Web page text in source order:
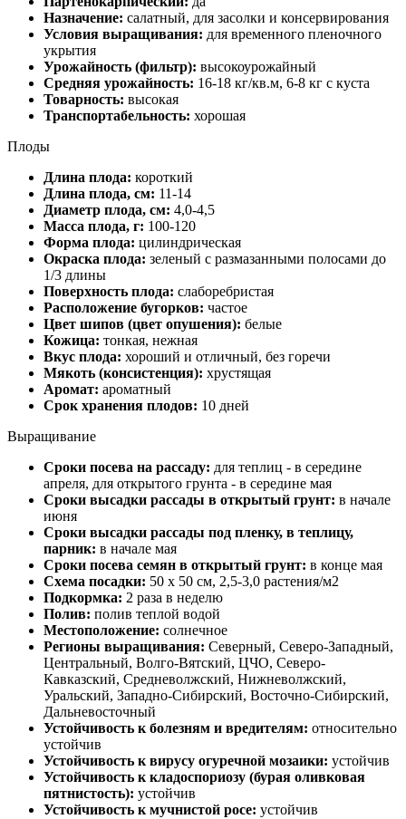
Назначение: салатный, для засолки и консервирования
Условия выращивания: для временного пленочного
укрытия
Урожайность (фильтр): высокоурожайный
Средняя урожайность: 16-18 кг/кв.м, 6-8 кг с куста
Товарность: высокая
Транспортабельность: хорошая
Плоды
Длина плода: короткий
Длина плода, см: 11-14
Диаметр плода, см: 4,0-4,5
Масса плода, г: 100-120
Форма плода: цилиндрическая
Окраска плода: зеленый с размазанными полосами до
1/3 длины
Поверхность плода: слаборебристая
Расположение бугорков: частое
Цвет шипов (цвет опушения): белые
Кожица: тонкая, нежная
Вкус плода: хороший и отличный, без горечи
Мякоть (консистенция): хрустящая
Аромат: ароматный
Срок хранения плодов: 10 дней
Выращивание
Сроки посева на рассаду: для теплиц - в середине
апреля, для открытого грунта - в середине мая
Сроки высадки рассады в открытый грунт: в начале
июня
Сроки высадки рассады под пленку, в теплицу,
парник: в начале мая
Сроки посева семян в открытый грунт: в конце мая
Схема посадки: 50 х 50 см, 2,5-3,0 растения/м2
Подкормка: 2 раза в неделю
Полив: полив теплой водой
Местоположение: солнечное
Регионы выращивания: Северный, Северо-Западный,
Центральный, Волго-Вятский, ЦЧО, Северо-
Кавказский, Средневолжский, Нижневолжский,
Уральский, Западно-Сибирский, Восточно-Сибирский,
Дальневосточный
Устойчивость к болезням и вредителям: относительно
устойчив
Устойчивость к вирусу огуречной мозаики: устойчив
Устойчивость к кладоспориозу (бурая оливковая
пятнистость): устойчив
Устойчивость к мучнистой росе: устойчив